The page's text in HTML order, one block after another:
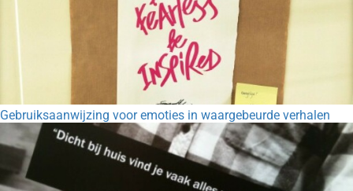
Gebruiksaanwijzing voor emoties in waargebeurde verhalen